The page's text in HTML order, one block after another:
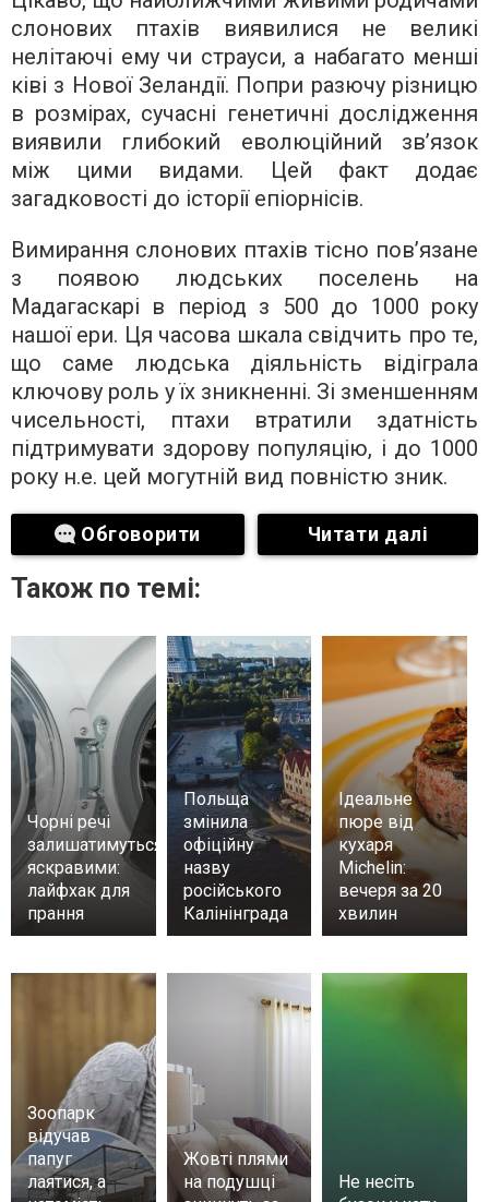
слонових птахів виявилися не великі
нелітаючі ему чи страуси, а набагато менші
ківі з Нової Зеландії. Попри разючу різницю
в розмірах, сучасні генетичні дослідження
виявили глибокий еволюційний зв’язок
між цими видами. Цей факт додає
загадковості до історії епіорнісів.
Вимирання слонових птахів тісно пов’язане
з появою людських поселень на
Мадагаскарі в період з 500 до 1000 року
нашої ери. Ця часова шкала свідчить про те,
що саме людська діяльність відіграла
ключову роль у їх зникненні. Зі зменшенням
чисельності, птахи втратили здатність
підтримувати здорову популяцію, і до 1000
року н.е. цей могутній вид повністю зник.
Обговорити Читати далі
Також по темі:
Чорні речі
залишатимуться
яскравими:
лайфхак для
прання
Польща
змінила
офіційну
назву
російського
Калінінграда
Ідеальне
пюре від
кухаря
Michelin:
вечеря за 20
хвилин
Зоопарк
відучав
папуг
лаятися, а
Жовті плями
на подушці
Не несіть